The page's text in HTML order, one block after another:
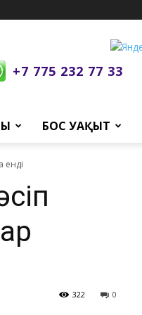
+7 775 232 77 33
БОС УАҚЫТ
енді
0
322